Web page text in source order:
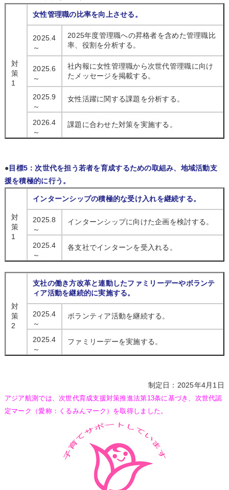
対
策
1
女性管理職の比率を向上させる。
2025.4
～
2025年度管理職への昇格者を含めた管理職比
率、役割を分析する。
2025.6
～
社内報に女性管理職から次世代管理職に向け
たメッセージを掲載する。
2025.9
～
女性活躍に関する課題を分析する。
2026.4
～
課題に合わせた対策を実施する。
●目標5：次世代を担う若者を育成するための取組み、地域活動支
援を積極的に行う。
対
策
1
インターンシップの積極的な受け入れを継続する。
2025.8
～
インターンシップに向けた企画を検討する。
2025.4
～
各支社でインターンを受入れる。
対
策
2
支社の働き方改革と連動したファミリーデーやボランテ
ィア活動を継続的に実施する。
2025.4
～
ボランティア活動を継続する。
2025.4
～
ファミリーデーを実施する。
制定日：2025年4月1日
アジア航測では、次世代育成支援対策推進法第13条に基づき、次世代認
定マーク（愛称：くるみんマーク）を取得しました。